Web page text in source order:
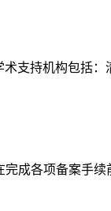
支持机构包括：
成各项备案手